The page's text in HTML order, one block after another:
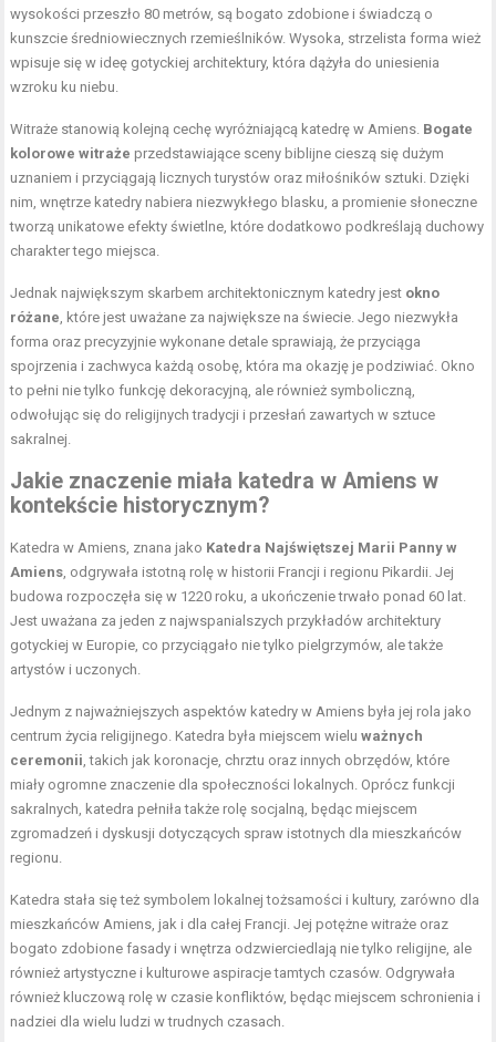
wysokości przeszło 80 metrów, są bogato zdobione i świadczą o
kunszcie średniowiecznych rzemieślników. Wysoka, strzelista forma wież
wpisuje się w ideę gotyckiej architektury, która dążyła do uniesienia
wzroku ku niebu.
Witraże stanowią kolejną cechę wyróżniającą katedrę w Amiens. Bogate
kolorowe witraże przedstawiające sceny biblijne cieszą się dużym
uznaniem i przyciągają licznych turystów oraz miłośników sztuki. Dzięki
nim, wnętrze katedry nabiera niezwykłego blasku, a promienie słoneczne
tworzą unikatowe efekty świetlne, które dodatkowo podkreślają duchowy
charakter tego miejsca.
Jednak największym skarbem architektonicznym katedry jest okno
różane, które jest uważane za największe na świecie. Jego niezwykła
forma oraz precyzyjnie wykonane detale sprawiają, że przyciąga
spojrzenia i zachwyca każdą osobę, która ma okazję je podziwiać. Okno
to pełni nie tylko funkcję dekoracyjną, ale również symboliczną,
odwołując się do religijnych tradycji i przesłań zawartych w sztuce
sakralnej.
Jakie znaczenie miała katedra w Amiens w
kontekście historycznym?
Katedra w Amiens, znana jako Katedra Najświętszej Marii Panny w
Amiens, odgrywała istotną rolę w historii Francji i regionu Pikardii. Jej
budowa rozpoczęła się w 1220 roku, a ukończenie trwało ponad 60 lat.
Jest uważana za jeden z najwspanialszych przykładów architektury
gotyckiej w Europie, co przyciągało nie tylko pielgrzymów, ale także
artystów i uczonych.
Jednym z najważniejszych aspektów katedry w Amiens była jej rola jako
centrum życia religijnego. Katedra była miejscem wieluważnych
ceremonii, takich jak koronacje, chrztu oraz innych obrzędów, które
miały ogromne znaczenie dla społeczności lokalnych. Oprócz funkcji
sakralnych, katedra pełniła także rolę socjalną, będąc miejscem
zgromadzeń i dyskusji dotyczących spraw istotnych dla mieszkańców
regionu.
Katedra stała się też symbolem lokalnej tożsamości i kultury, zarówno dla
mieszkańców Amiens, jak i dla całej Francji. Jej potężne witraże oraz
bogato zdobione fasady i wnętrza odzwierciedlają nie tylko religijne, ale
również artystyczne i kulturowe aspiracje tamtych czasów. Odgrywała
również kluczową rolę w czasie konfliktów, będąc miejscem schronienia i
nadziei dla wielu ludzi w trudnych czasach.